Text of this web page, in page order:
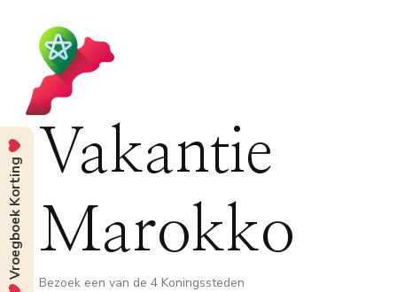
Vakantie
Marokko
Bezoek een van de 4 Koningssteden
Vroegboek Korting